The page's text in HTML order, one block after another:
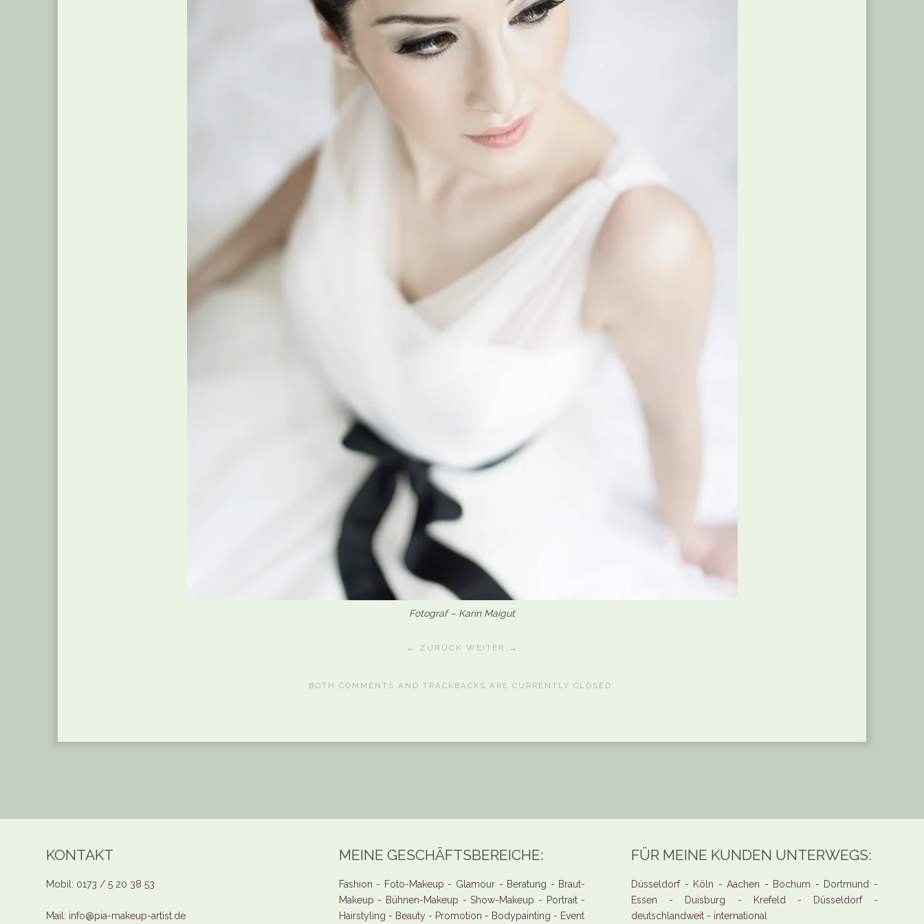
Fotograf – Karin Maigut
← ZURÜCK WEITER →
BOTH COMMENTS AND TRACKBACKS ARE CURRENTLY CLOSED.
KONTAKT
Mobil: 0173 / 5 20 38 53
Mail: info@pia-makeup-artist.de
MEINE GESCHÄFTSBEREICHE:
Fashion - Foto-Makeup - Glamour - Beratung - Braut-
Makeup - Bühnen-Makeup - Show-Makeup - Portrait -
Hairstyling - Beauty - Promotion - Bodypainting - Event
FÜR MEINE KUNDEN UNTERWEGS:
Düsseldorf - Köln - Aachen - Bochum - Dortmund -
Essen - Duisburg - Krefeld - Düsseldorf -
deutschlandweit - international